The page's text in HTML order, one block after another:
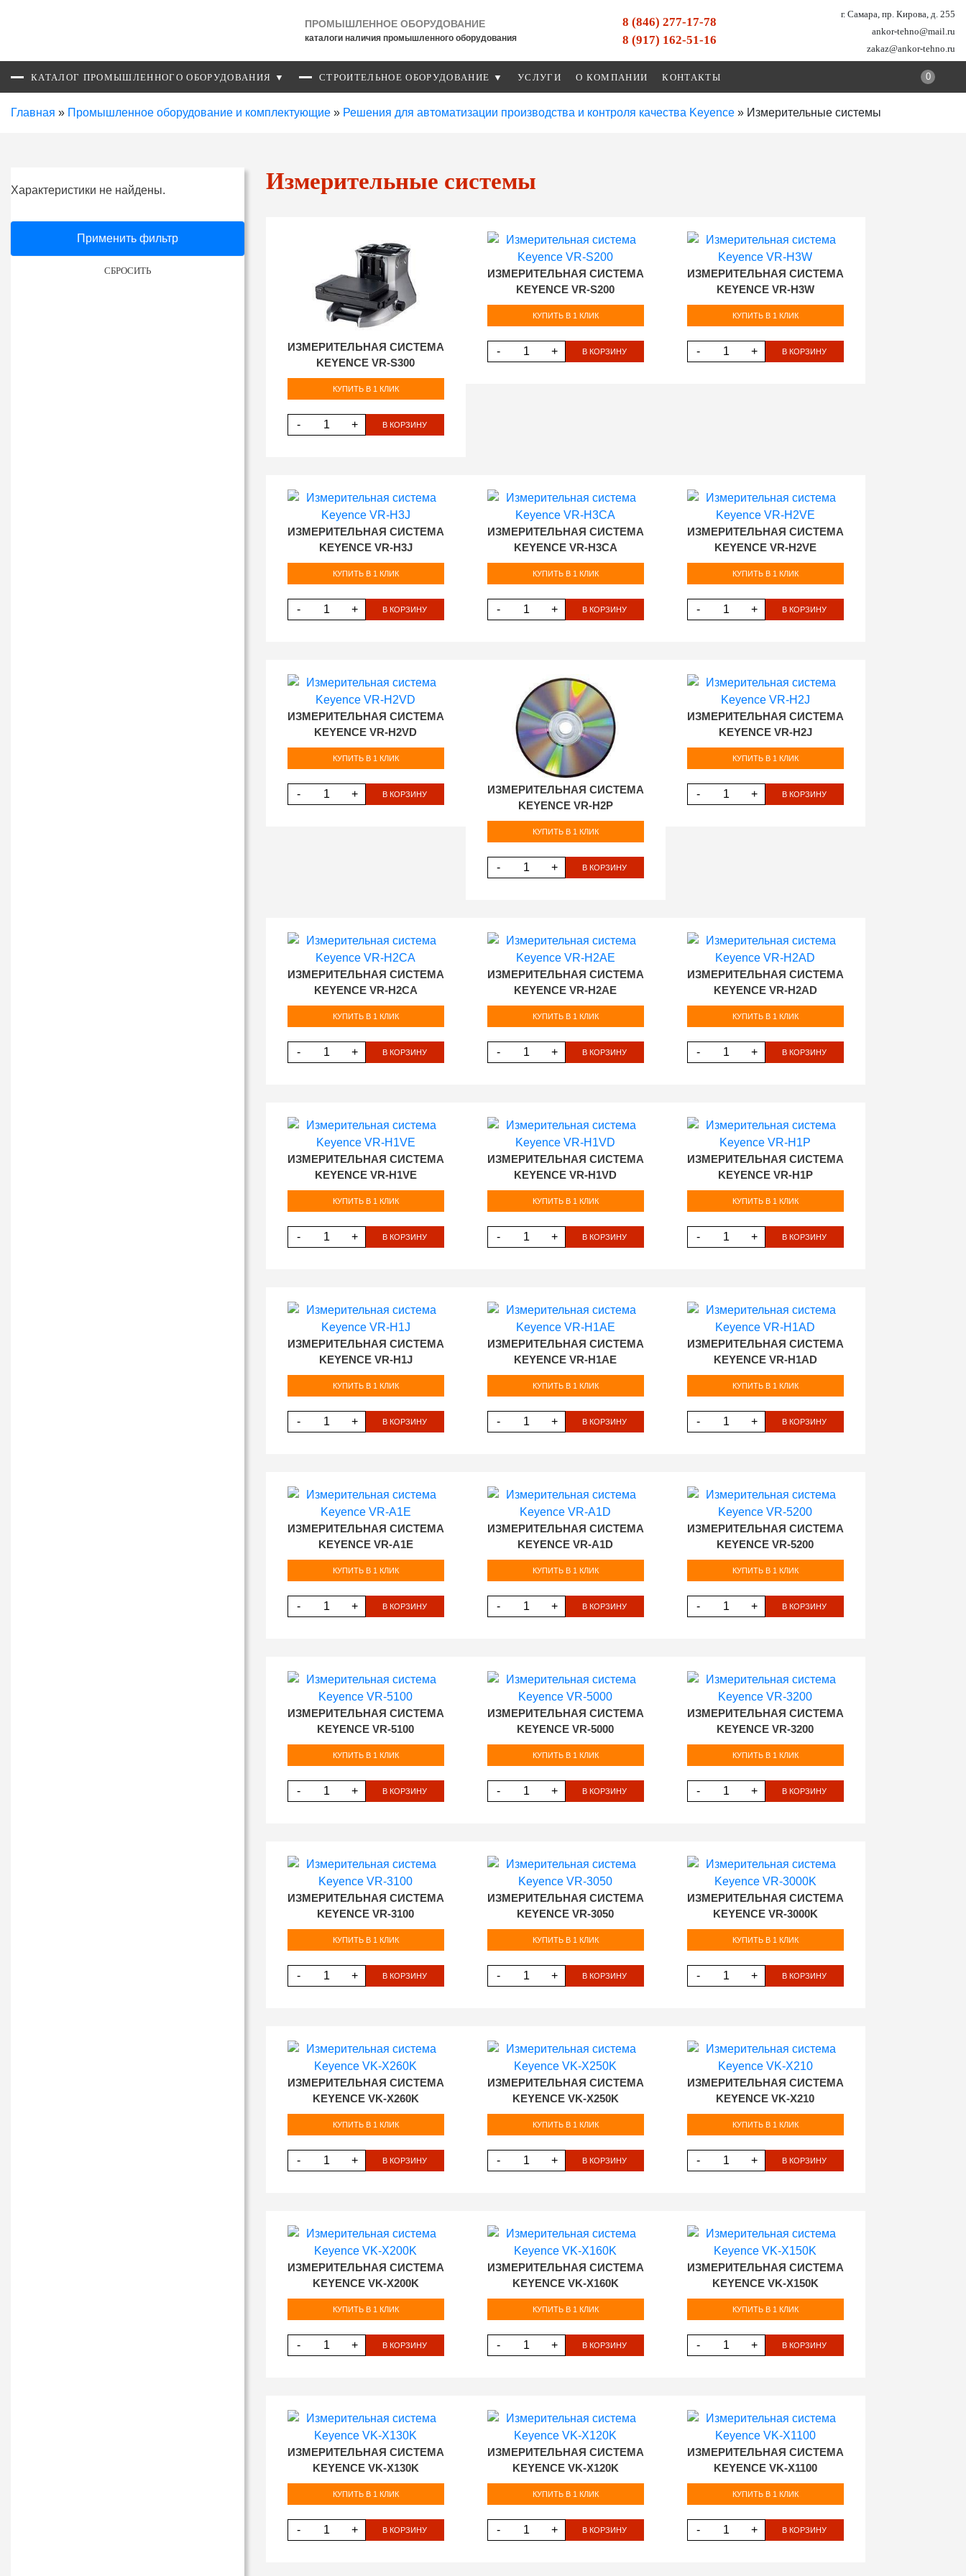
ПРОМЫШЛЕННОЕ ОБОРУДОВАНИЕ
каталоги наличия промышленного оборудования
8 (846) 277-17-78
8 (917) 162-51-16
г. Самара, пр. Кирова, д. 255
ankor-tehno@mail.ru
zakaz@ankor-tehno.ru
КАТАЛОГ ПРОМЫШЛЕННОГО ОБОРУДОВАНИЯ ▼ СТРОИТЕЛЬНОЕ ОБОРУДОВАНИЕ ▼ УСЛУГИ О КОМПАНИИ КОНТАКТЫ 0
Главная » Промышленное оборудование и комплектующие » Решения для автоматизации производства и контроля качества Keyence » Измерительные системы
Характеристики не найдены.
Применить фильтр
СБРОСИТЬ
Измерительные системы
ИЗМЕРИТЕЛЬНАЯ СИСТЕМА
KEYENCE VR-S300
КУПИТЬ В 1 КЛИК
- + В КОРЗИНУ
ИЗМЕРИТЕЛЬНАЯ СИСТЕМА
KEYENCE VR-S200
КУПИТЬ В 1 КЛИК
- + В КОРЗИНУ
ИЗМЕРИТЕЛЬНАЯ СИСТЕМА
KEYENCE VR-H3W
КУПИТЬ В 1 КЛИК
- + В КОРЗИНУ
ИЗМЕРИТЕЛЬНАЯ СИСТЕМА
KEYENCE VR-H3J
КУПИТЬ В 1 КЛИК
- + В КОРЗИНУ
ИЗМЕРИТЕЛЬНАЯ СИСТЕМА
KEYENCE VR-H3CA
КУПИТЬ В 1 КЛИК
- + В КОРЗИНУ
ИЗМЕРИТЕЛЬНАЯ СИСТЕМА
KEYENCE VR-H2VE
КУПИТЬ В 1 КЛИК
- + В КОРЗИНУ
ИЗМЕРИТЕЛЬНАЯ СИСТЕМА
KEYENCE VR-H2VD
КУПИТЬ В 1 КЛИК
- + В КОРЗИНУ
ИЗМЕРИТЕЛЬНАЯ СИСТЕМА
KEYENCE VR-H2P
КУПИТЬ В 1 КЛИК
- + В КОРЗИНУ
ИЗМЕРИТЕЛЬНАЯ СИСТЕМА
KEYENCE VR-H2J
КУПИТЬ В 1 КЛИК
- + В КОРЗИНУ
ИЗМЕРИТЕЛЬНАЯ СИСТЕМА
KEYENCE VR-H2CA
КУПИТЬ В 1 КЛИК
- + В КОРЗИНУ
ИЗМЕРИТЕЛЬНАЯ СИСТЕМА
KEYENCE VR-H2AE
КУПИТЬ В 1 КЛИК
- + В КОРЗИНУ
ИЗМЕРИТЕЛЬНАЯ СИСТЕМА
KEYENCE VR-H2AD
КУПИТЬ В 1 КЛИК
- + В КОРЗИНУ
ИЗМЕРИТЕЛЬНАЯ СИСТЕМА
KEYENCE VR-H1VE
КУПИТЬ В 1 КЛИК
- + В КОРЗИНУ
ИЗМЕРИТЕЛЬНАЯ СИСТЕМА
KEYENCE VR-H1VD
КУПИТЬ В 1 КЛИК
- + В КОРЗИНУ
ИЗМЕРИТЕЛЬНАЯ СИСТЕМА
KEYENCE VR-H1P
КУПИТЬ В 1 КЛИК
- + В КОРЗИНУ
ИЗМЕРИТЕЛЬНАЯ СИСТЕМА
KEYENCE VR-H1J
КУПИТЬ В 1 КЛИК
- + В КОРЗИНУ
ИЗМЕРИТЕЛЬНАЯ СИСТЕМА
KEYENCE VR-H1AE
КУПИТЬ В 1 КЛИК
- + В КОРЗИНУ
ИЗМЕРИТЕЛЬНАЯ СИСТЕМА
KEYENCE VR-H1AD
КУПИТЬ В 1 КЛИК
- + В КОРЗИНУ
ИЗМЕРИТЕЛЬНАЯ СИСТЕМА
KEYENCE VR-A1E
КУПИТЬ В 1 КЛИК
- + В КОРЗИНУ
ИЗМЕРИТЕЛЬНАЯ СИСТЕМА
KEYENCE VR-A1D
КУПИТЬ В 1 КЛИК
- + В КОРЗИНУ
ИЗМЕРИТЕЛЬНАЯ СИСТЕМА
KEYENCE VR-5200
КУПИТЬ В 1 КЛИК
- + В КОРЗИНУ
ИЗМЕРИТЕЛЬНАЯ СИСТЕМА
KEYENCE VR-5100
КУПИТЬ В 1 КЛИК
- + В КОРЗИНУ
ИЗМЕРИТЕЛЬНАЯ СИСТЕМА
KEYENCE VR-5000
КУПИТЬ В 1 КЛИК
- + В КОРЗИНУ
ИЗМЕРИТЕЛЬНАЯ СИСТЕМА
KEYENCE VR-3200
КУПИТЬ В 1 КЛИК
- + В КОРЗИНУ
ИЗМЕРИТЕЛЬНАЯ СИСТЕМА
KEYENCE VR-3100
КУПИТЬ В 1 КЛИК
- + В КОРЗИНУ
ИЗМЕРИТЕЛЬНАЯ СИСТЕМА
KEYENCE VR-3050
КУПИТЬ В 1 КЛИК
- + В КОРЗИНУ
ИЗМЕРИТЕЛЬНАЯ СИСТЕМА
KEYENCE VR-3000K
КУПИТЬ В 1 КЛИК
- + В КОРЗИНУ
ИЗМЕРИТЕЛЬНАЯ СИСТЕМА
KEYENCE VK-X260K
КУПИТЬ В 1 КЛИК
- + В КОРЗИНУ
ИЗМЕРИТЕЛЬНАЯ СИСТЕМА
KEYENCE VK-X250K
КУПИТЬ В 1 КЛИК
- + В КОРЗИНУ
ИЗМЕРИТЕЛЬНАЯ СИСТЕМА
KEYENCE VK-X210
КУПИТЬ В 1 КЛИК
- + В КОРЗИНУ
ИЗМЕРИТЕЛЬНАЯ СИСТЕМА
KEYENCE VK-X200K
КУПИТЬ В 1 КЛИК
- + В КОРЗИНУ
ИЗМЕРИТЕЛЬНАЯ СИСТЕМА
KEYENCE VK-X160K
КУПИТЬ В 1 КЛИК
- + В КОРЗИНУ
ИЗМЕРИТЕЛЬНАЯ СИСТЕМА
KEYENCE VK-X150K
КУПИТЬ В 1 КЛИК
- + В КОРЗИНУ
ИЗМЕРИТЕЛЬНАЯ СИСТЕМА
KEYENCE VK-X130K
КУПИТЬ В 1 КЛИК
- + В КОРЗИНУ
ИЗМЕРИТЕЛЬНАЯ СИСТЕМА
KEYENCE VK-X120K
КУПИТЬ В 1 КЛИК
- + В КОРЗИНУ
ИЗМЕРИТЕЛЬНАЯ СИСТЕМА
KEYENCE VK-X1100
КУПИТЬ В 1 КЛИК
- + В КОРЗИНУ